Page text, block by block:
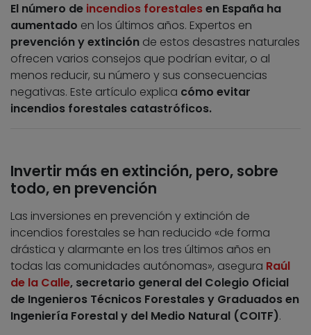
El número de incendios forestalesen España ha
aumentado en los últimos años. Expertos en
prevención y extinción de estos desastres naturales
ofrecen varios consejos que podrían evitar, o al
menos reducir, su número y sus consecuencias
negativas. Este artículo explica cómo evitar
incendios forestales catastróficos.
Invertir más en extinción, pero, sobre
todo, en prevención
Las inversiones en prevención y extinción de
incendios forestales se han reducido «de forma
drástica y alarmante en los tres últimos años en
todas las comunidades autónomas», asegura Raúl
de la Calle, secretario general del Colegio Oficial
de Ingenieros Técnicos Forestales y Graduados en
Ingeniería Forestal y del Medio Natural (COITF).